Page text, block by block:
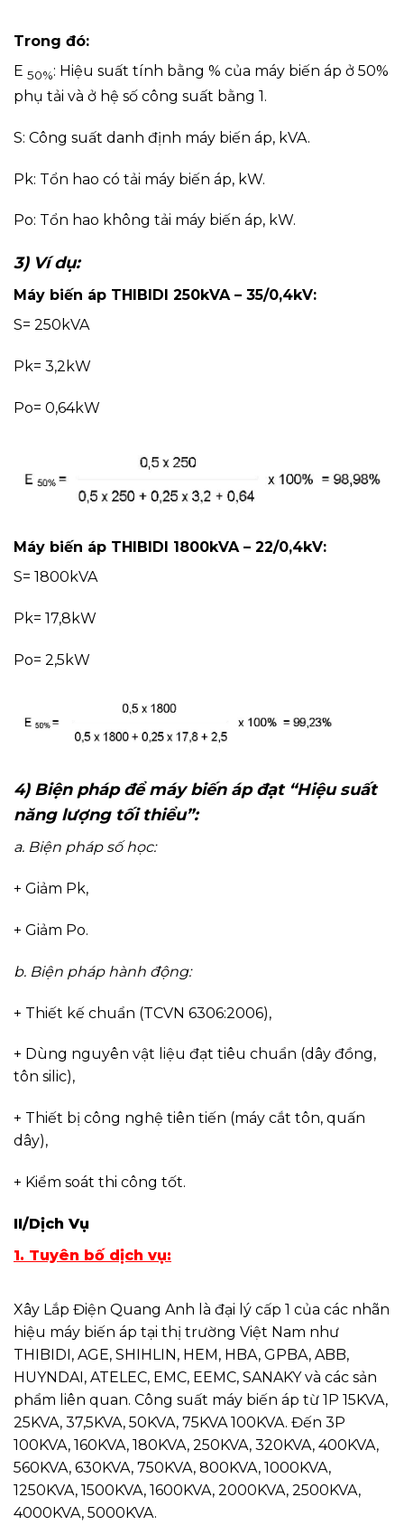
Trong đó:
E 50%: Hiệu suất tính bằng % của máy biến áp ở 50%
phụ tải và ở hệ số công suất bằng 1.
S: Công suất danh định máy biến áp, kVA.
Pk: Tổn hao có tải máy biến áp, kW.
Po: Tổn hao không tải máy biến áp, kW.
3) Ví dụ:
Máy biến áp THIBIDI 250kVA – 35/0,4kV:
S= 250kVA
Pk= 3,2kW
Po= 0,64kW
Máy biến áp THIBIDI 1800kVA – 22/0,4kV:
S= 1800kVA
Pk= 17,8kW
Po= 2,5kW
4) Biện pháp để máy biến áp đạt “Hiệu suất
năng lượng tối thiểu”:
a. Biện pháp số học:
+ Giảm Pk,
+ Giảm Po.
b. Biện pháp hành động:
+ Thiết kế chuẩn (TCVN 6306:2006),
+ Dùng nguyên vật liệu đạt tiêu chuẩn (dây đồng,
tôn silic),
+ Thiết bị công nghệ tiên tiến (máy cắt tôn, quấn
dây),
+ Kiểm soát thi công tốt.
II/Dịch Vụ
1. Tuyên bố dịch vụ:
Xây Lắp Điện Quang Anh là đại lý cấp 1 của các nhãn
hiệu máy biến áp tại thị trường Việt Nam như
THIBIDI, AGE, SHIHLIN, HEM, HBA, GPBA, ABB,
HUYNDAI, ATELEC, EMC, EEMC, SANAKY và các sản
phẩm liên quan. Công suất máy biến áp từ 1P 15KVA,
25KVA, 37,5KVA, 50KVA, 75KVA 100KVA. Đến 3P
100KVA, 160KVA, 180KVA, 250KVA, 320KVA, 400KVA,
560KVA, 630KVA, 750KVA, 800KVA, 1000KVA,
1250KVA, 1500KVA, 1600KVA, 2000KVA, 2500KVA,
4000KVA, 5000KVA.